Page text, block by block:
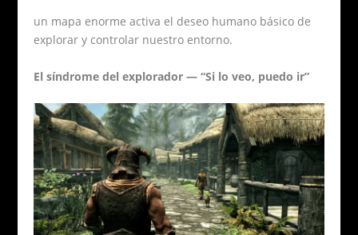
un mapa enorme activa el deseo humano básico de
explorar y controlar nuestro entorno.
El síndrome del explorador — “Si lo veo, puedo ir”